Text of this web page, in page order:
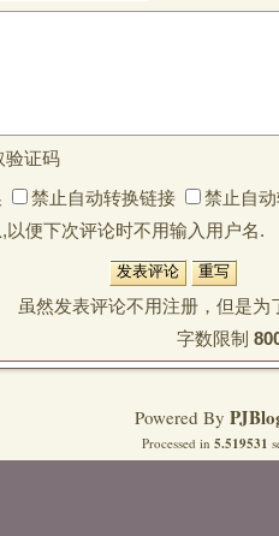
验证码
禁止自动转换链接
禁止自
以便下次评论时不用输入用户名.
虽然发表评论不用注册，但是
字数限制
Powered By
Processed in 5.519531